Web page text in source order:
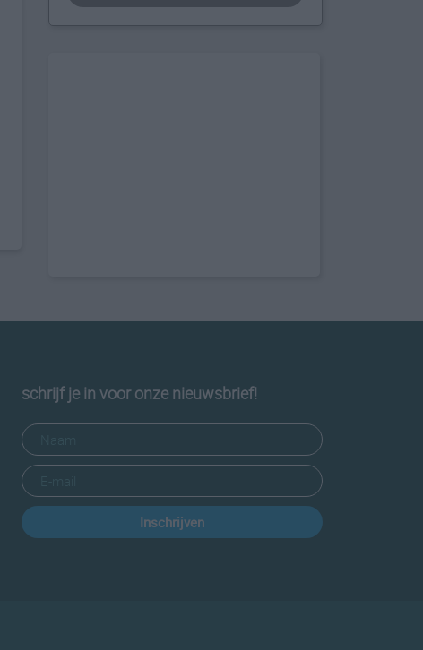
schrijf je in voor onze nieuwsbrief!
Inschrijven